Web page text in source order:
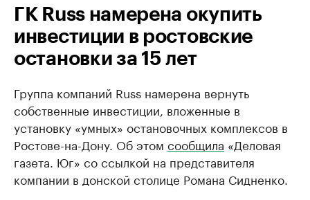
ГК Russ намерена окупить
инвестиции в ростовские
остановки за 15 лет
Группа компаний Russ намерена вернуть
собственные инвестиции, вложенные в
установку «умных» остановочных комплексов в
Ростове-на-Дону. Об этом сообщила «Деловая
газета. Юг» со ссылкой на представителя
компании в донской столице Романа Сидненко.